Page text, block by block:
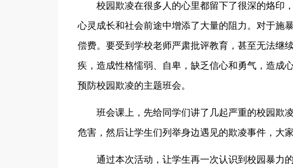
校园欺凌在很多人的心里都留下了很深的烙印
心灵成长和社会前途中增添了大量的阻力。对于施
偿费。要受到学校老师严肃批评教育，甚至无法继
疾，造成性格懦弱、自卑，缺乏信心和勇气，造成
预防校园欺凌的主题班会。
班会课上，先给同学们讲了几起严重的校园欺凌
危害，然后让学生们列举身边遇见的欺凌事件，大家
通过本次活动，让学生再一次认识到校园暴力